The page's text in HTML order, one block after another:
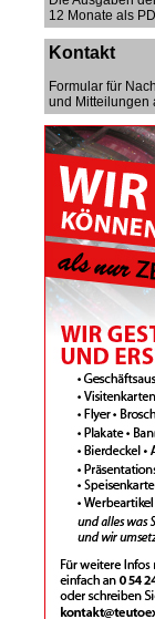
12 Monate als
Kontakt
Formular für
und Mitteilungen